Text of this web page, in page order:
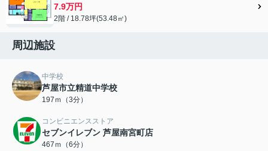
7.9万円
2階 / 18.78坪(53.48㎡)
周辺施設
中学校
芦屋市立精道中学校
197ｍ（3分）
コンビニエンスストア
セブンイレブン 芦屋南宮町店
467ｍ（6分）